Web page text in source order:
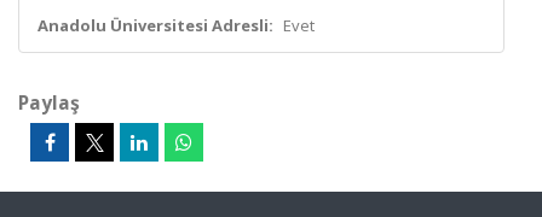
Anadolu Üniversitesi Adresli: Evet
Paylaş